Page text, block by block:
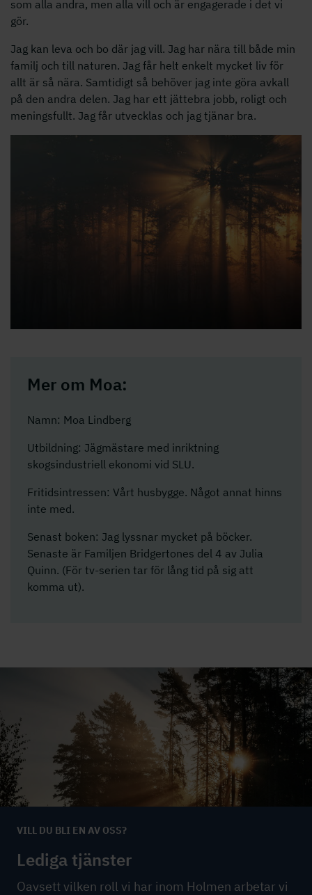
som alla andra, men alla vill och är engagerade i det vi
gör.
Jag kan leva och bo där jag vill. Jag har nära till både min
familj och till naturen. Jag får helt enkelt mycket liv för
allt är så nära. Samtidigt så behöver jag inte göra avkall
på den andra delen. Jag har ett jättebra jobb, roligt och
meningsfullt. Jag får utvecklas och jag tjänar bra.
Mer om Moa:
Namn: Moa Lindberg
Utbildning: Jägmästare med inriktning
skogsindustriell ekonomi vid SLU.
Fritidsintressen: Vårt husbygge. Något annat hinns
inte med.
Senast boken: Jag lyssnar mycket på böcker.
Senaste är Familjen Bridgertones del 4 av Julia
Quinn. (För tv-serien tar för lång tid på sig att
komma ut).
VILL DU BLI EN AV OSS?
Lediga tjänster
Oavsett vilken roll vi har inom Holmen arbetar vi